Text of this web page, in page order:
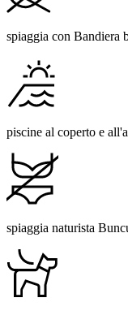
spiaggia con Bandiera
piscine al coperto e
spiaggia naturista